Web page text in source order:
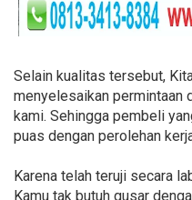
Selain kualitas tersebut,
menyelesaikan permintaan
kami. Sehingga pembeli
puas dengan perolehan
Karena telah teruji secara
Kamu tak butuh gusar